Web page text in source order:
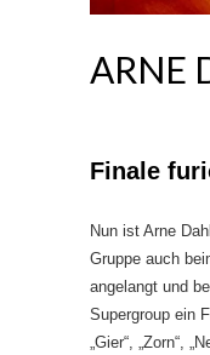
ARNE
Finale
Nun ist Arne
Gruppe auch
angelangt und
Supergroup ein
„Gier“, „Zorn“,